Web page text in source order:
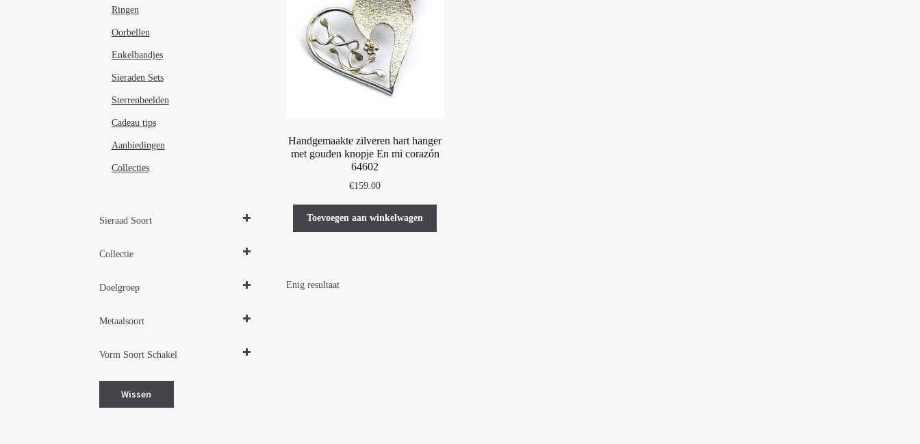
Handgemaakte zilveren hart hanger
met gouden knopje En mi corazón
64602
€159.00
Toevoegen aan winkelwagen
Enig resultaat
Ringen
Oorbellen
Enkelbandjes
Sieraden Sets
Sterrenbeelden
Cadeau tips
Aanbiedingen
Collecties
Sieraad Soort
Collectie
Doelgroep
Metaalsoort
Vorm Soort Schakel
Hart hartjes
Wissen